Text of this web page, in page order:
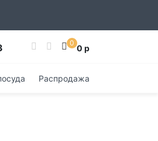
0 0 р
Распродажа